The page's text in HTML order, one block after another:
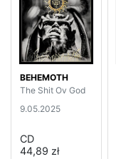
BEHEMOTH
The Shit Ov God
9.05.2025
CD
44,89 zł